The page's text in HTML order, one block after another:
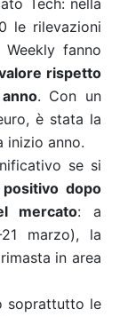
Tech: nella
le rilevazioni
fanno
rispetto
. Con un
è stata la
inizio anno.
se si
dopo
mercato: a
marzo), la
in area
soprattutto le